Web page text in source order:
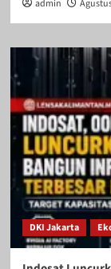
admin
DKI Jakarta